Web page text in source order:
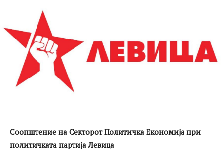
Соопштение на Секторот Политичка Економија при
политичката партија Левица